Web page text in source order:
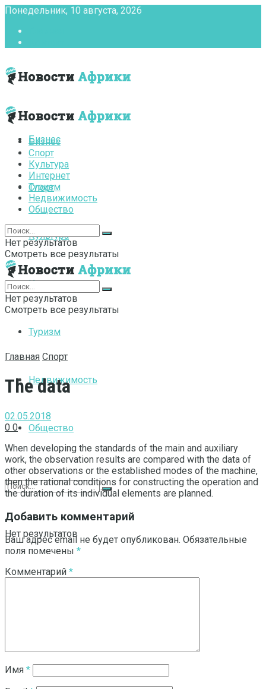
Понедельник, 10 августа, 2026
Бизнес
Спорт
Культура
Интернет
Туризм
Недвижимость
Общество
Нет результатов
Смотреть все результаты
Бизнес
Спорт
Культура
Интернет
Туризм
Недвижимость
Общество
Нет результатов
Смотреть все результаты
Нет результатов
Смотреть все результаты
Главная Спорт
The data
02.05.2018
0 0
When developing the standards of the main and auxiliary
work, the observation results are compared with the data of
other observations or the established modes of the machine,
then the rational conditions for constructing the operation and
the duration of its individual elements are planned.
Добавить комментарий
Ваш адрес email не будет опубликован. Обязательные
поля помечены *
Комментарий *
Имя *